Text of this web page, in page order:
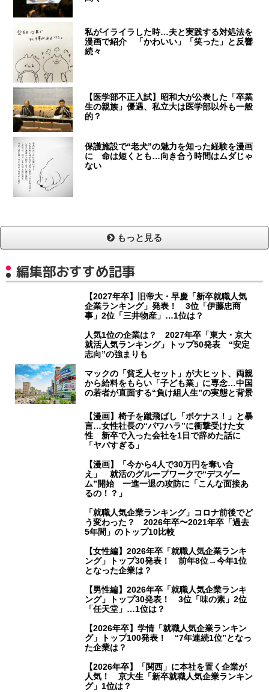
私がイライラした時…夫と実践する対処法を
漫画で紹介 「かわいい」「笑った」と反響
続々
【医学部不正入試】昭和大が公表した「卒業
生の親族」優遇、私立大は医学部以外も一般
的？
保護施設で“老犬”の魅力を知った経験を漫画
に 命は短くとも…向き合う時間はムダじゃ
ない
もっと見る
編集部おすすめ記事
【2027年卒】旧帝大・早慶「新卒就職人気
企業ランキング」発表！ 3位「伊藤忠商
事」2位「三井物産」…1位は？
人気1位の企業は？ 2027年卒「東大・京大
就活人気ランキング」トップ50発表 “安定
志向”の強まりも
マックの「貧乏人セット」が大ヒット、両親
から給料をもらい「子ども業」に専念…中国
の若者が直面する“負け組人生”の実態と背景
【漫画】椅子を蹴飛ばし「ボケナス！」と暴
言…女性社長の“パワハラ”に衝撃受けた女
性 新卒で入った会社を1日で辞めた話に
「ヤバすぎる」
【漫画】「今から4人で30万円を奪い合
え」 就活のグループワークで“デスゲー
ム”開始 一進一退の攻防に「こんな面接あ
るの！？」
「就職人気企業ランキング」コロナ前後でど
う変わった？ 2026年卒〜2021年卒「過去
5年間」のトップ10比較
【女性編】2026年卒「就職人気企業ランキ
ング」トップ30発表！ 前年8位→今年1位
となった企業は？
【男性編】2026年卒「就職人気企業ランキ
ング」トップ30発表！ 3位「味の素」2位
「任天堂」…1位は？
【2026年卒】学情「就職人気企業ランキン
グ」トップ100発表！ “7年連続1位”となっ
た企業は？
【2026年卒】「関西」に本社を置く企業が
人気！ 京大生「新卒就職人気企業ランキン
グ」1位は？